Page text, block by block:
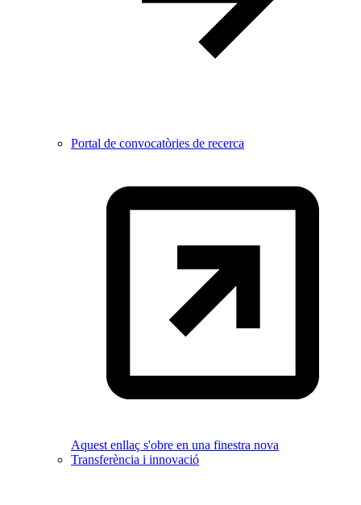
Portal de convocatòries de recerca
Aquest enllaç s'obre en una finestra nova
Transferència i innovació